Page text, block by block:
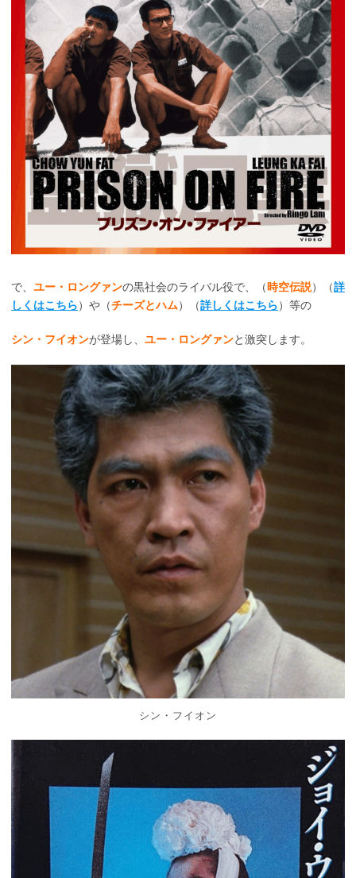
で、 ユー・ロングァンの黒社会のライバル役で、（時空伝説）（詳
しくはこちら）や（チーズとハム）（詳しくはこちら）等の
シン・フイオンが登場し、 ユー・ロングァンと激突します。
シン・フイオン